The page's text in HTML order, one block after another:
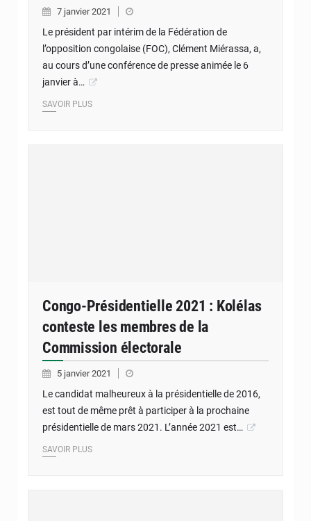
7 janvier 2021
Le président par intérim de la Fédération de
l’opposition congolaise (FOC), Clément Miérassa, a,
au cours d’une conférence de presse animée le 6
janvier à…
SAVOIR PLUS
Congo-Présidentielle 2021 : Kolélas
conteste les membres de la
Commission électorale
5 janvier 2021
Le candidat malheureux à la présidentielle de 2016,
est tout de même prêt à participer à la prochaine
présidentielle de mars 2021. L’année 2021 est…
SAVOIR PLUS